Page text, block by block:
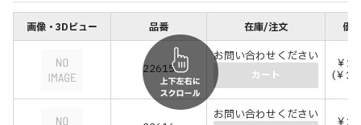
画像・3Dビュー 品番 在庫/注文 価
22615
お問い合わせください
カート
￥
(￥
お問い合わせください ￥